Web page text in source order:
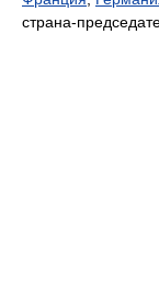
страна-